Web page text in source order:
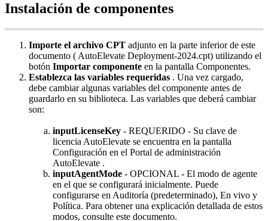
Instalación de componentes
Importe el archivo CPT adjunto en la parte inferior de este
documento ( AutoElevate Deployment-2024.cpt) utilizando el
botón Importar componente en la pantalla Componentes.
Establezca las variables requeridas . Una vez cargado,
debe cambiar algunas variables del componente antes de
guardarlo en su biblioteca. Las variables que deberá cambiar
son:
inputLicenseKey - REQUERIDO - Su clave de
licencia AutoElevate se encuentra en la pantalla
Configuración en el Portal de administración
AutoElevate .
inputAgentMode - OPCIONAL - El modo de agente
en el que se configurará inicialmente. Puede
configurarse en Auditoría (predeterminado), En vivo y
Política. Para obtener una explicación detallada de estos
modos, consulte este documento.